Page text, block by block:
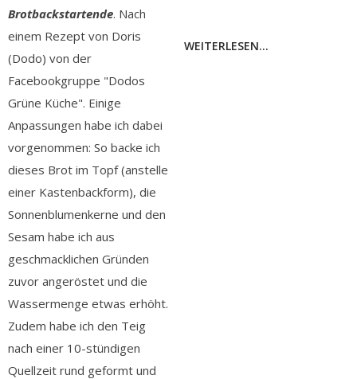
Brotbackstartende. Nach
einem Rezept von Doris
(Dodo) von der
Facebookgruppe "Dodos
Grüne Küche". Einige
Anpassungen habe ich dabei
vorgenommen: So backe ich
dieses Brot im Topf (anstelle
einer Kastenbackform), die
Sonnenblumenkerne und den
Sesam habe ich aus
geschmacklichen Gründen
zuvor angeröstet und die
Wassermenge etwas erhöht.
Zudem habe ich den Teig
nach einer 10-stündigen
Quellzeit rund geformt und
WEITERLESEN...